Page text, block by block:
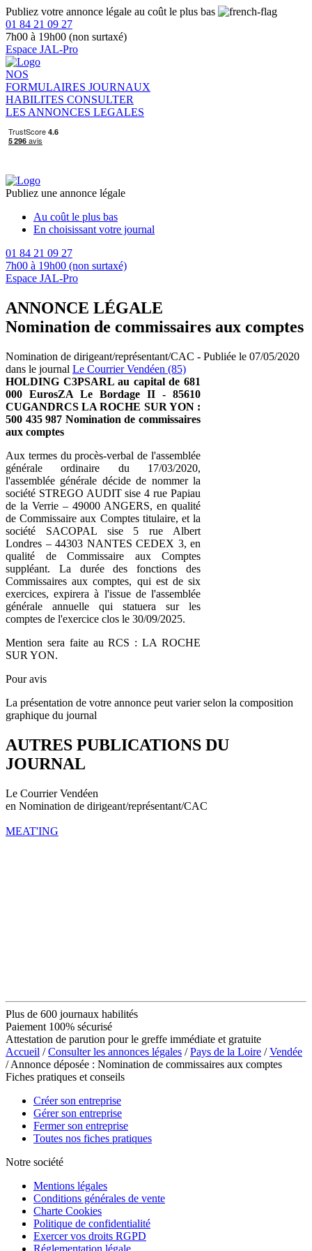
Publiez votre annonce légale au coût le plus bas
01 84 21 09 27
7h00 à 19h00 (non surtaxé)
Espace JAL-Pro
NOS
FORMULAIRES JOURNAUX
HABILITES CONSULTER
LES ANNONCES LEGALES
Publiez une annonce légale
Au coût le plus bas
En choisissant votre journal
01 84 21 09 27
7h00 à 19h00 (non surtaxé)
Espace JAL-Pro
ANNONCE LÉGALE
Nomination de commissaires aux comptes
Nomination de dirigeant/représentant/CAC - Publiée le 07/05/2020
dans le journal Le Courrier Vendéen (85)
HOLDING C3PSARL au capital de 681
000 EurosZA Le Bordage II - 85610
CUGANDRCS LA ROCHE SUR YON :
500 435 987 Nomination de commissaires
aux comptes
Aux termes du procès-verbal de l'assemblée
générale ordinaire du 17/03/2020,
l'assemblée générale décide de nommer la
société STREGO AUDIT sise 4 rue Papiau
de la Verrie – 49000 ANGERS, en qualité
de Commissaire aux Comptes titulaire, et la
société SACOPAL sise 5 rue Albert
Londres – 44303 NANTES CEDEX 3, en
qualité de Commissaire aux Comptes
suppléant. La durée des fonctions des
Commissaires aux comptes, qui est de six
exercices, expirera à l'issue de l'assemblée
générale annuelle qui statuera sur les
comptes de l'exercice clos le 30/09/2025.
Mention sera faite au RCS : LA ROCHE
SUR YON.
Pour avis
La présentation de votre annonce peut varier selon la composition
graphique du journal
AUTRES PUBLICATIONS DU
JOURNAL
Le Courrier Vendéen
en Nomination de dirigeant/représentant/CAC
MEAT'ING
Plus de 600 journaux habilités
Paiement 100% sécurisé
Attestation de parution pour le greffe immédiate et gratuite
Accueil /Consulter les annonces légales /Pays de la Loire /Vendée
/ Annonce déposée : Nomination de commissaires aux comptes
Fiches pratiques et conseils
Créer son entreprise
Gérer son entreprise
Fermer son entreprise
Toutes nos fiches pratiques
Notre société
Mentions légales
Conditions générales de vente
Charte Cookies
Politique de confidentialité
Exercer vos droits RGPD
Réglementation légale